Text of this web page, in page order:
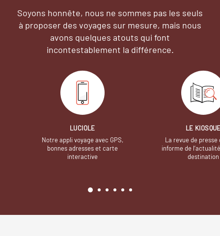
Soyons honnête, nous ne sommes pas les seuls
à proposer des voyages sur mesure, mais nous
avons quelques atouts qui font
incontestablement la différence.
LUCIOLE
Notre appli voyage avec GPS,
bonnes adresses et carte
interactive
LE
La revue de presse
informe de
destination